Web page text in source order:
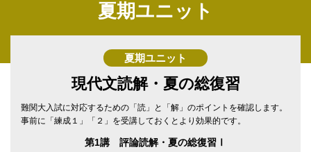
夏期ユニット
夏期ユニット
現代文読解・夏の総復習
難関大入試に対応するための「読」と「解」のポイントを確認します。
事前に「練成１」「２」を受講しておくとより効果的です。
第1講 評論読解・夏の総復習Ⅰ